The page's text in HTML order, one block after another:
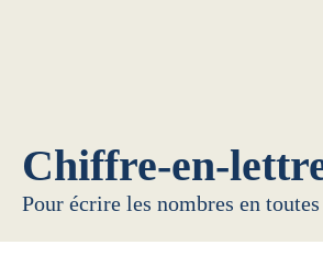
Chiffre-en-
Pour écrire les nombres en